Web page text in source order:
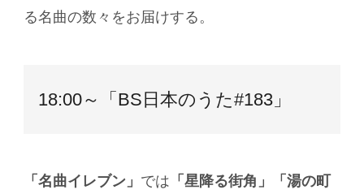
る名曲の数々をお届けする。
18:00～「BS日本のうた#183」
「名曲イレブン」 では 「星降る街角」「湯の町